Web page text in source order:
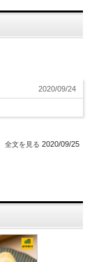
2020/09/24
2020/09/25